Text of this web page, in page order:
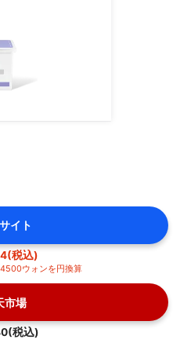
イト
税込)
ウォンを円換算
市場
税込)